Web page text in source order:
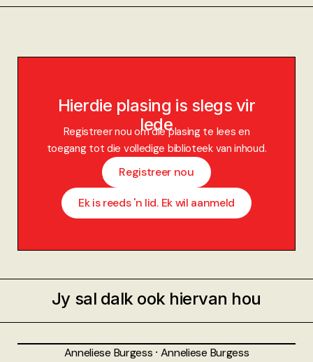
Hierdie plasing is slegs vir
lede
Registreer nou om die plasing te lees en
toegang tot die volledige biblioteek van inhoud.
Registreer nou
Ek is reeds 'n lid. Ek wil aanmeld
Jy sal dalk ook hiervan hou
Anneliese Burgess ⸱ Anneliese Burgess